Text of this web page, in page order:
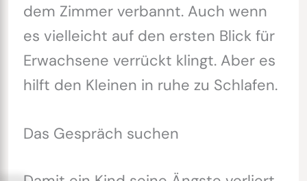
dem Zimmer verbannt. Auch wenn
es vielleicht auf den ersten Blick für
Erwachsene verrückt klingt. Aber es
hilft den Kleinen in ruhe zu Schlafen.
Das Gespräch suchen